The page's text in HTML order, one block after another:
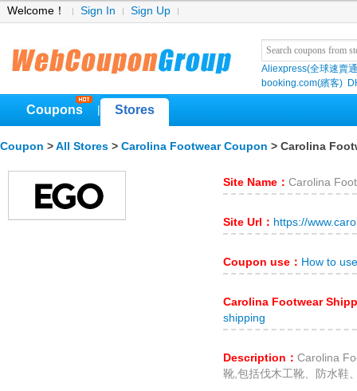
Welcome！ Sign In Sign Up
Aliexpress(全球速賣
booking.com(繽客)
Coupons Stores
Coupon > All Stores > Carolina Footwear Coupon > Carolina
Site Name： Carolina
Site Url： https://
Coupon use： How to
Carolina Footwear
shipping
Description： Carolina
靴,包括伐木工靴、防水鞋